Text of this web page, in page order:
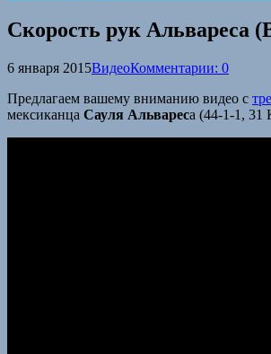
Скорость рук Альвареса
6 января 2015ВидеоКомментарии: 0
Предлагаем вашему вниманию видео с
мексиканца Сауля Альвареса (44-1-1, 31